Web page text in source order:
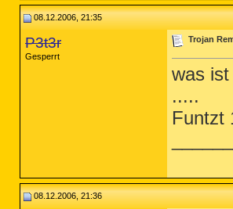
08.12.2006, 21:35
P3t3r
Gesperrt
Trojan
was
.....
Funtzt
08.12.2006, 21:36